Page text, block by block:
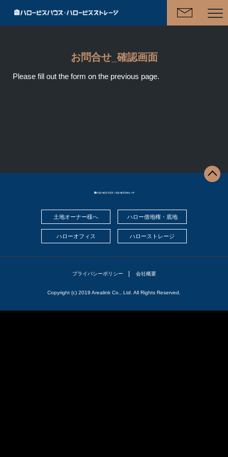
物件概要
お問合せ_確認画面
Please fill out the form on the previous page.
土地オーナー様へ ハロー借地権・底地
ハローオフィス ハローストレージ
プライバシーポリシー 会社概要
Copyright (c) 2019 Arealink Co., Ltd. All Rights Reserved.